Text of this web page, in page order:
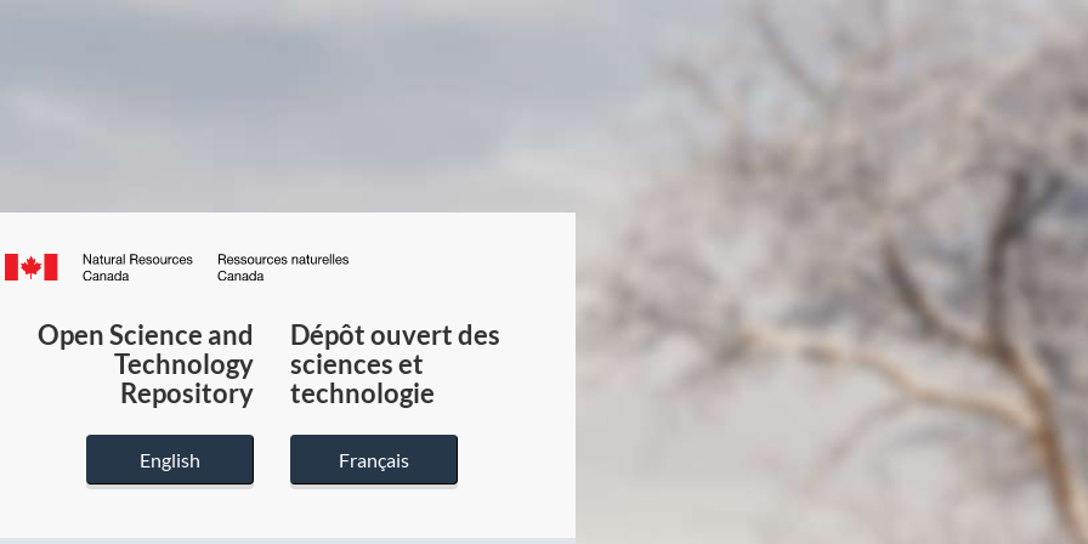
Canada.ca
du
Canada
Open Science and
Technology
Repository
English
Dépôt ouvert des
sciences et
technologie
Français